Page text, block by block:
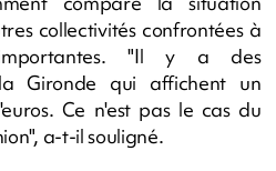
collectivités confrontées à
"Il y a des
Gironde qui affichent un
Ce n'est pas le cas du
a-t-il souligné.